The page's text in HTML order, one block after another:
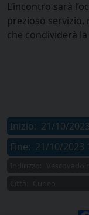
L’incontro sarà
prezioso
che condividerà
Inizio: 21/10/
Fine: 21/10/2023